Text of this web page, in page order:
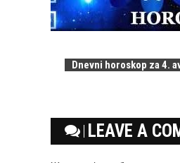
Dnevni horoskop za 4.
LEAVE A